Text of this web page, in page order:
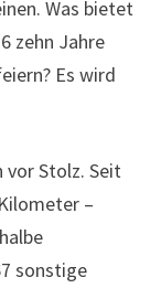
Was bietet
zehn Jahre
Es wird
vor Stolz. Seit
–
sonstige